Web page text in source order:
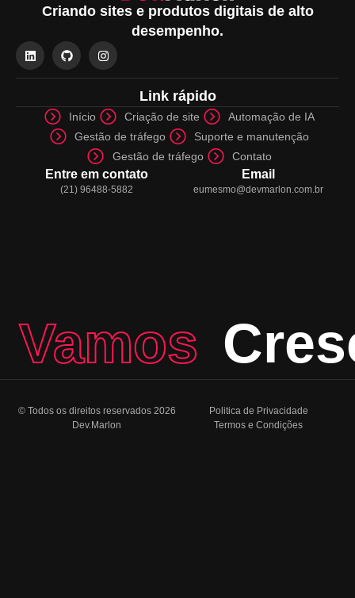
Criando sites e produtos digitais de alto
desempenho.
Link rápido
Início Criação de site
Automação de IA
Gestão de tráfego
Suporte e manutenção
Gestão de tráfego
Contato
Entre em contato
(21) 96488-5882
Email
eumesmo@devmarlon.com.br
Vamos
© Todos os direitos reservados 2026
Dev.Marlon
Politica de Privacidade
Termos e Condições